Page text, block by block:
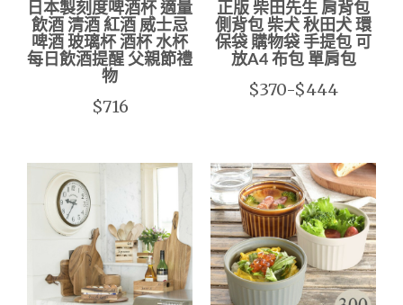
日本製刻度啤酒杯 適量
飲酒 清酒 紅酒 威士忌
啤酒 玻璃杯 酒杯 水杯
每日飲酒提醒 父親節禮
物
$716
正版 柴田先生 肩背包
側背包 柴犬 秋田犬 環
保袋 購物袋 手提包 可
放A4 布包 單肩包
$370-$444